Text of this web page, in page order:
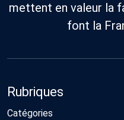
mettent en valeur la
font la
Rubriques
Catégories